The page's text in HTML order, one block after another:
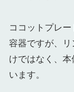
ココットプレ
容器ですが、
けではなく、
います。